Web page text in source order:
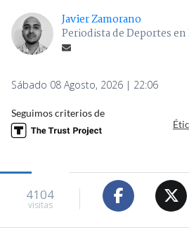
Javier Zamorano
Periodista de Deportes
Sábado 08 Agosto, 2026 | 22:06
Seguimos criterios de
4104
visitas